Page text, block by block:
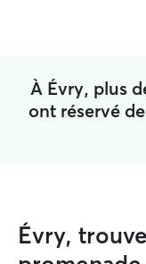
À Évry, plus
ont réservé
Évry,